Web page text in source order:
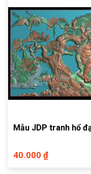
Mẫu JDP tranh hổ
40.000 ₫